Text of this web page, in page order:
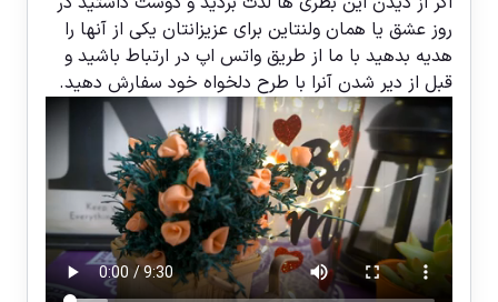
روز عشق یا همان ولنتاین برای عزیزانتان یکی از آنها را
هدیه بدهید با ما از طریق واتس اپ در ارتباط باشید و
قبل از دیر شدن آنرا با طرح دلخواه خود سفارش دهید.